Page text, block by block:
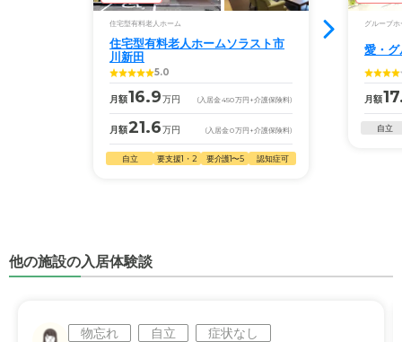
住宅型有料老人ホーム
住宅型有料老人ホームソラスト市
川新田
5.0
月額16.9万円 (入居金450万円 +介護保険料)
月額21.6万円 (入居金0万円 +介護保険料)
自立 要支援1・2 要介護1〜5 認知症可
グループホ
愛・
月額
自立
他の施設の入居体験談
物忘れ 自立 症状なし